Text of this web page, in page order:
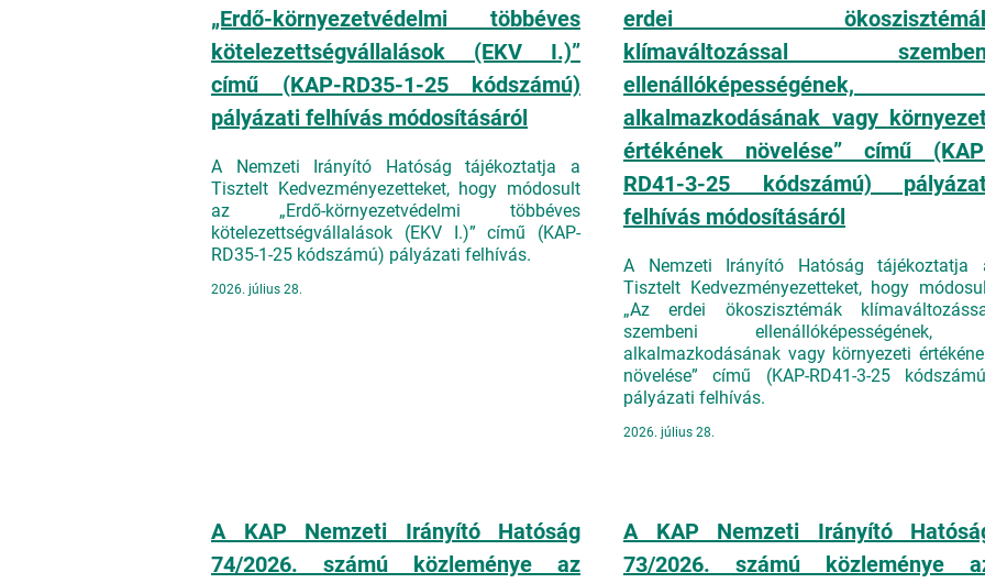
„Erdő-környezetvédelmi többéves
kötelezettségvállalások (EKV I.)”
című (KAP-RD35-1-25 kódszámú)
pályázati felhívás módosításáról
A Nemzeti Irányító Hatóság tájékoztatja a
Tisztelt Kedvezményezetteket, hogy módosult
az „Erdő-környezetvédelmi többéves
kötelezettségvállalások (EKV I.)” című (KAP-
RD35-1-25 kódszámú) pályázati felhívás.
2026. július 28.
erdei
klímaváltozással
ellenállóképességének,
alkalmazkodásának vagy
értékének növelése” című
RD41-3-25 kódszámú)
felhívás módosításáról
A Nemzeti Irányító Hatóság tájékoztatja
Tisztelt Kedvezményezetteket, hogy
„Az erdei ökoszisztémák
szembeni ellenállóképességének,
alkalmazkodásának vagy környezeti
növelése” című (KAP-RD41-3-25
pályázati felhívás.
2026. július 28.
A KAP Nemzeti Irányító Hatóság
74/2026. számú közleménye az
A KAP Nemzeti Irányító
73/2026. számú közleménye